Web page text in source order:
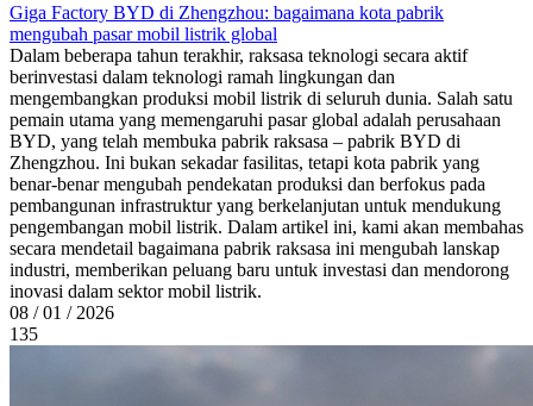
Giga Factory BYD di Zhengzhou: bagaimana kota pabrik
mengubah pasar mobil listrik global
Dalam beberapa tahun terakhir, raksasa teknologi secara aktif
berinvestasi dalam teknologi ramah lingkungan dan
mengembangkan produksi mobil listrik di seluruh dunia. Salah satu
pemain utama yang memengaruhi pasar global adalah perusahaan
BYD, yang telah membuka pabrik raksasa – pabrik BYD di
Zhengzhou. Ini bukan sekadar fasilitas, tetapi kota pabrik yang
benar-benar mengubah pendekatan produksi dan berfokus pada
pembangunan infrastruktur yang berkelanjutan untuk mendukung
pengembangan mobil listrik. Dalam artikel ini, kami akan membahas
secara mendetail bagaimana pabrik raksasa ini mengubah lanskap
industri, memberikan peluang baru untuk investasi dan mendorong
inovasi dalam sektor mobil listrik.
08 / 01 / 2026
135